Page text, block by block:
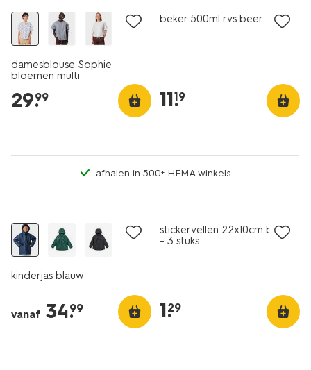
damesblouse Sophie
bloemen multi
29.
99
beker 500ml rvs beer
11.
19
afhalen in 500+ HEMA winkels
kinderjas blauw
vanaf 34.
99
stickervellen 22x10cm beren
- 3 stuks
1.
29